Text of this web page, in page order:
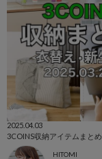
2025.04.03
3COINS収納アイテムまとめ
HITOMI